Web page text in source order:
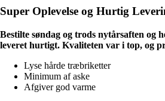
Super Oplevelse og Hurtig
Bestilte søndag og trods nytårsaften og
leveret hurtigt. Kvaliteten var i top, og
Lyse hårde træbriketter
Minimum af aske
Afgiver god varme